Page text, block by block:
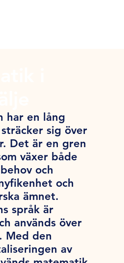
har en lång
sig över
Det är en gren
växer både
och
och
ämnet.
språk är
används över
Med den
av